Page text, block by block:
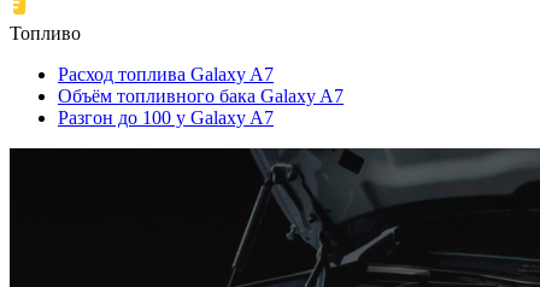
Топливо
Расход топлива Galaxy A7
Объём топливного бака Galaxy A7
Разгон до 100 у Galaxy A7